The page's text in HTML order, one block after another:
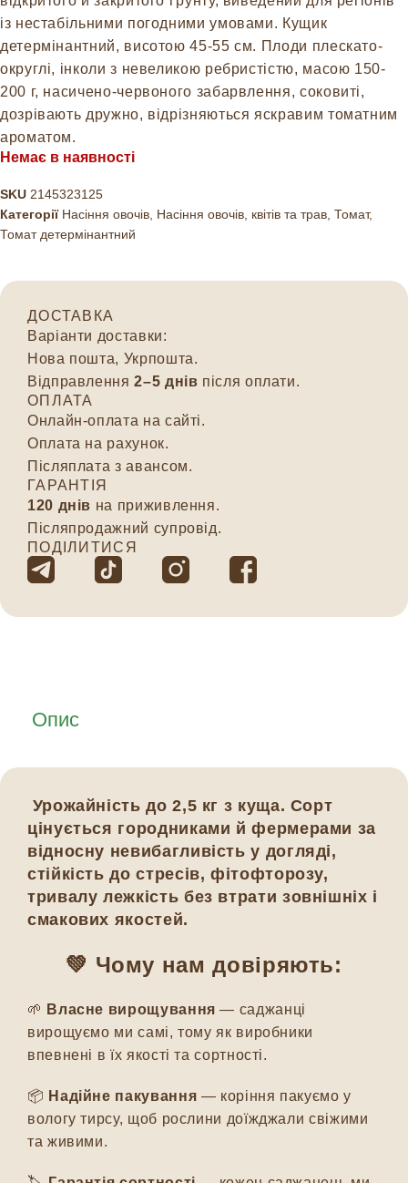
із нестабільними погодними умовами. Кущик
детермінантний, висотою 45-55 см. Плоди плескато-
округлі, інколи з невеликою ребристістю, масою 150-
200 г, насичено-червоного забарвлення, соковиті,
дозрівають дружно, відрізняються яскравим томатним
ароматом.
Немає в наявності
SKU 2145323125
Категорії Насіння овочів, Насіння овочів, квітів та трав, Томат,
Томат детермінантний
ДОСТАВКА
Варіанти доставки:
Нова пошта, Укрпошта.
Відправлення2–5 днів після оплати.
ОПЛАТА
Онлайн-оплата на сайті.
Оплата на рахунок.
Післяплата з авансом.
ГАРАНТІЯ
120 днів на приживлення.
Післяпродажний супровід.
ПОДІЛИТИСЯ
Опис
Урожайність до 2,5 кг з куща. Сорт
цінується городниками й фермерами за
відносну невибагливість у догляді,
стійкість до стресів, фітофторозу,
тривалу лежкість без втрати зовнішніх і
смакових якостей.
💚 Чому нам довіряють:
🌱 Власне вирощування — саджанці
вирощуємо ми самі, тому як виробники
впевнені в їх якості та сортності.
📦 Надійне пакування — коріння пакуємо у
вологу тирсу, щоб рослини доїжджали свіжими
та живими.